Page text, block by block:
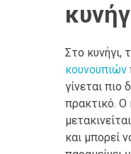
Στο κυνήγι,
κουνουπιών
γίνεται πιο
πρακτικό. Ο
και μπορεί